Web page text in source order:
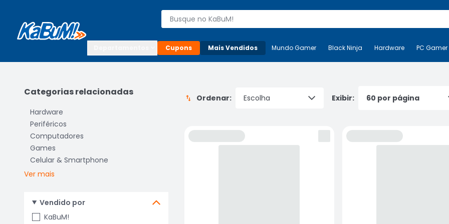
Buscar produtos
Cupons Mais Vendidos Mais-v- Mundo Gamer Black Ninja Hardware
Mundo Gamer Black Ninja Hardware PC Gamer
Categorias relacionadas
Hardware
Periféricos
Computadores
Games
Celular & Smartphone
Ver mais
Vendido por
KaBuM!
Ordenar: Exibir: